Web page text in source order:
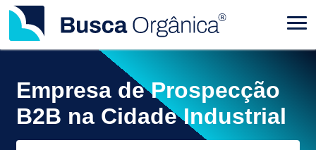
Empresa de Prospecção
B2B na Cidade Industrial